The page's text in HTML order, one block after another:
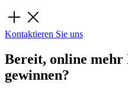
Kontaktieren Sie uns
Bereit, online mehr
gewinnen?